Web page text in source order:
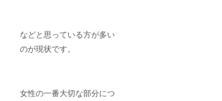
などと思っている方が多い
のが現状です。
女性の一番大切な部分につ